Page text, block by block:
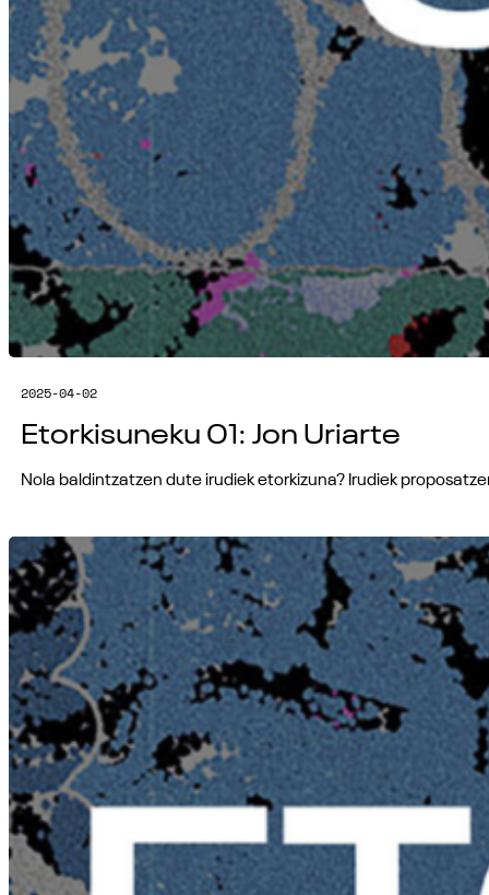
2025-04-02
Etorkisuneku 01: Jon Uriarte
Nola baldintzatzen dute irudiek etorkizuna? Irudiek